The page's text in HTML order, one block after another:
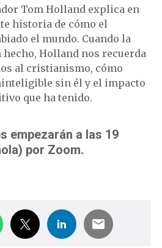
Tom Holland explica en
historia de cómo el
el mundo. Cuando la
Holland nos recuerda
al cristianismo, cómo
sin él y el impacto
que ha tenido.
empezarán a las 19
por Zoom.